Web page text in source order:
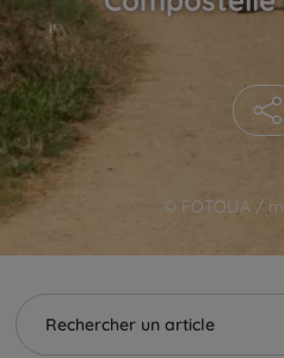
© FOTOLIA /